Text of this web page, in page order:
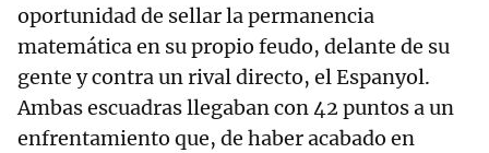
oportunidad de sellar la permanencia
matemática en su propio feudo, delante de su
gente y contra un rival directo, el Espanyol.
Ambas escuadras llegaban con 42 puntos a un
enfrentamiento que, de haber acabado en